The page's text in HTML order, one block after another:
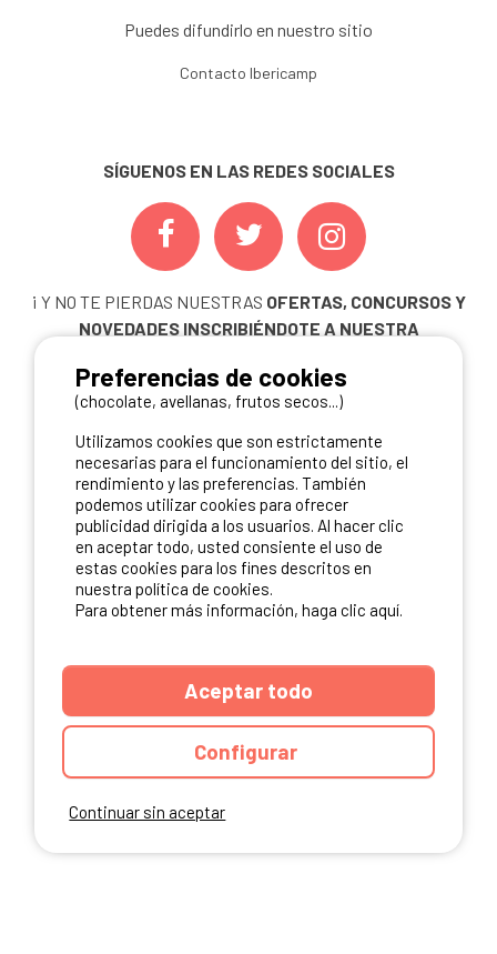
Puedes difundirlo en nuestro sitio
Contacto Ibericamp
SÍGUENOS EN LAS REDES SOCIALES
¡ Y NO TE PIERDAS NUESTRAS OFERTAS, CONCURSOS Y
NOVEDADES INSCRIBIÉNDOTE A NUESTRA
ME INSCRIBO
NUESTROS PARTNERS
Continuar sin aceptar
Preferencias de cookies
(chocolate, avellanas, frutos secos...)
Utilizamos cookies que son estrictamente
necesarias para el funcionamiento del sitio, el
rendimiento y las preferencias. También
podemos utilizar cookies para ofrecer
publicidad dirigida a los usuarios. Al hacer clic
en aceptar todo, usted consiente el uso de
estas cookies para los fines descritos en
nuestra política de cookies.
Para obtener más información, haga clic aquí.
Aceptar todo
Configurar